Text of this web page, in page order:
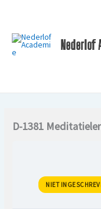
inhoud
Nederlof
D-1381
NIET